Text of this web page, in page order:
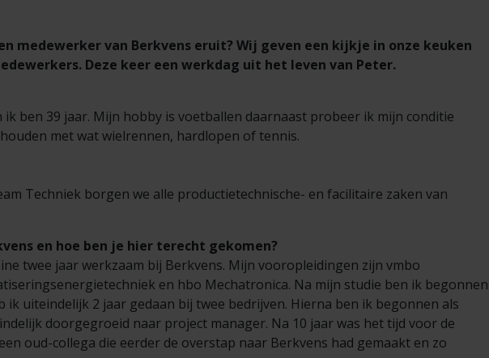
medewerker van Berkvens eruit? Wij geven een kijkje in onze keuken
Deze keer een werkdag uit het leven van Peter.
ben 39 jaar. Mijn hobby is voetballen daarnaast probeer ik mijn conditie
met wat wielrennen, hardlopen of tennis.
Techniek borgen we alle productietechnische- en facilitaire zaken van
en hoe ben je hier terecht gekomen?
twee jaar werkzaam bij Berkvens. Mijn vooropleidingen zijn vmbo
en hbo Mechatronica. Na mijn studie ben ik begonnen
ik uiteindelijk 2 jaar gedaan bij twee bedrijven. Hierna ben ik begonnen als
doorgegroeid naar project manager. Na 10 jaar was het tijd voor de
oud-collega die eerder de overstap naar Berkvens had gemaakt en zo